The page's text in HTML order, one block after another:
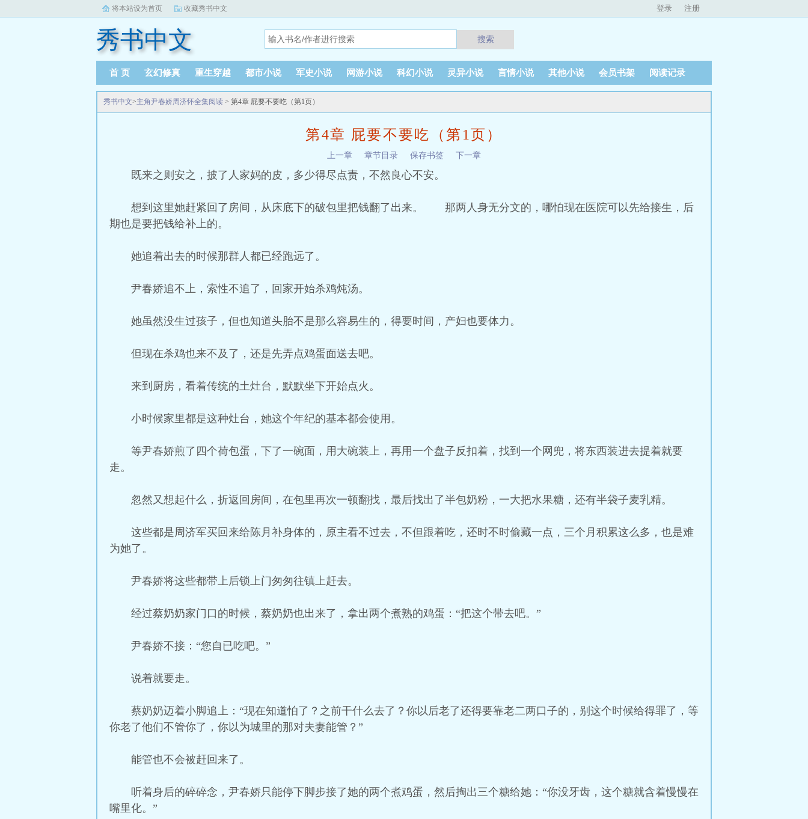
将本站设为首页 收藏秀书中文 登录 注册
秀书中文 搜索
首 页 玄幻修真 重生穿越 都市小说 军史小说 网游小说 科幻小说 灵异小说 言情小说 其他小说 会员书架 阅读记录
秀书中文>主角尹春娇周济怀全集阅读 > 第4章 屁要不要吃（第1页）
第4章 屁要不要吃（第1页）
上一章 章节目录 保存书签 下一章
既来之则安之，披了人家妈的皮，多少得尽点责，不然良心不安。
想到这里她赶紧回了房间，从床底下的破包里把钱翻了出来。 那两人身无分文的，哪怕现在医院可以先给接生，后
期也是要把钱给补上的。
她追着出去的时候那群人都已经跑远了。
尹春娇追不上，索性不追了，回家开始杀鸡炖汤。
她虽然没生过孩子，但也知道头胎不是那么容易生的，得要时间，产妇也要体力。
但现在杀鸡也来不及了，还是先弄点鸡蛋面送去吧。
来到厨房，看着传统的土灶台，默默坐下开始点火。
小时候家里都是这种灶台，她这个年纪的基本都会使用。
等尹春娇煎了四个荷包蛋，下了一碗面，用大碗装上，再用一个盘子反扣着，找到一个网兜，将东西装进去提着就要
走。
忽然又想起什么，折返回房间，在包里再次一顿翻找，最后找出了半包奶粉，一大把水果糖，还有半袋子麦乳精。
这些都是周济军买回来给陈月补身体的，原主看不过去，不但跟着吃，还时不时偷藏一点，三个月积累这么多，也是难
为她了。
尹春娇将这些都带上后锁上门匆匆往镇上赶去。
经过蔡奶奶家门口的时候，蔡奶奶也出来了，拿出两个煮熟的鸡蛋：“把这个带去吧。”
尹春娇不接：“您自已吃吧。”
说着就要走。
蔡奶奶迈着小脚追上：“现在知道怕了？之前干什么去了？你以后老了还得要靠老二两口子的，别这个时候给得罪了，等
你老了他们不管你了，你以为城里的那对夫妻能管？”
能管也不会被赶回来了。
听着身后的碎碎念，尹春娇只能停下脚步接了她的两个煮鸡蛋，然后掏出三个糖给她：“你没牙齿，这个糖就含着慢慢在
嘴里化。”